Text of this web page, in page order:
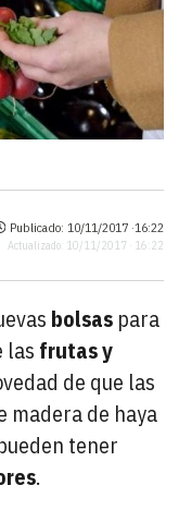
Publicado: 10/11/2017 ·16:22
Actualizado: 10/11/2017 · 16:22
bolsas para
las frutas y
de que las
madera de haya
tener
.